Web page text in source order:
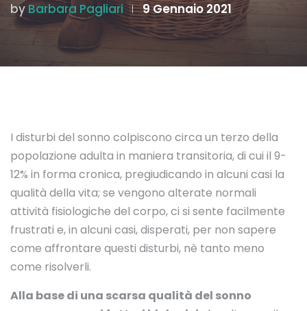
by Barbara Pagliari 9 Gennaio 2021
I disturbi del sonno colpiscono circa un terzo della
popolazione adulta in maniera transitoria, di cui il 9-
12% in forma cronica, pregiudicando in alcuni casi la
qualità della vita; se vengono alterate normali
attività fisiologiche del corpo, ci si sente facilmente
frustrati e, in alcuni casi, disperati, per non sapere
come affrontare questi disturbi, nè tanto meno
come risolverli.
Alla base di una scarsa qualità del sonno